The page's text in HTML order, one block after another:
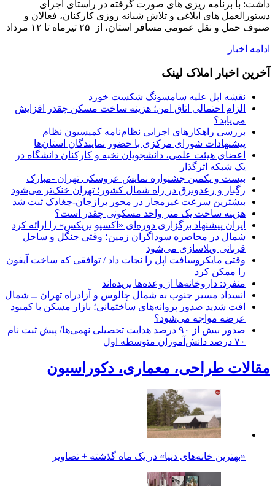
داشت: با برنامه ریزی های صورت گرفته در راستای اجرای
دستورالعمل های ابلاغی و تلاش شبانه روزی کارکنان، فعالان و
صنوف حمل و نقل عمومی مسافر استان، از ۲۵ تیرماه تا ۱۲ مرداد
ادامه اخبار
آخرین اخبار املاک لینک
نقشه اپل علیه سامسونگ شکست خورد
الزام احتمالی اتاق امن؛ هزینه ساخت مسکن چقدر افزایش
می‌یابد؟
بررسی راهکارهای اجرایی نظام‌نامه کمیسیون نظام
پیشنهادات شورای مرکزی با حضور نمایندگان استان‌ها
اعضای هیئت علمی، دانشجویان نخبه و کارکنان دانشگاه در
یک شبکه‌ اثرگذار
بیست و یکمین جشنواره نمایش عروسکی تهران -مبارک
رگبار و رعدوبرق در راه شمال کشور؛ تهران خنک‌تر می‌شود
بیشترین سرعت غیرمجاز در محور برازجان-چغادک ثبت شد
هزینه ساخت یک متر واحد مسکونی چقدر است؟
ایران پیشنهاد برگزاری دوره‌ای «اکسپو بریکس» را ارائه کرد
شمال در محاصره سوداگران زمین؛ وقتی جنگل و ساحل
قربانی ویلاسازی می‌شود
وقتی مایکروسافت اپل را نجات داد / توافقی که ساخت آیفون
را ممکن کرد
منفرد: داروخانه‌ها از وعده‌ها بریده‌اند
انسداد مسیر جنوب به شمال چالوس و آزادراه تهران ــ شمال
افت شدید صدور پروانه‌های ساختمانی؛ بازار مسکن با کمبود
عرضه مواجه می‌شود؟
صدور بیش از ۹۰ درصد هدایت تحصیلی نهمی‌ها/ پیش ثبت نام
۷۰ درصد دانش‌آموزان متوسطه اول
مقالات طراحی، معماری، دکوراسیون
«بهترین خانه‌های دنیا» در یک ماه گذشته + تصاویر